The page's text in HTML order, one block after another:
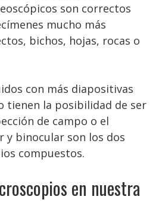
son correctos
mucho más
bichos, hojas, rocas o
con más diapositivas
tienen la posibilidad de ser
de campo o el
y binocular son los dos
compuestos.
en nuestra